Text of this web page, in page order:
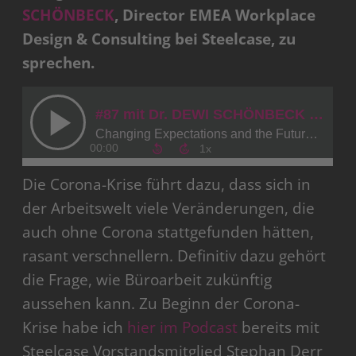
SCHÖNBECK, Director EMEA Workplace
Design & Consulting bei Steelcase, zu
sprechen.
Die Corona-Krise führt dazu, dass sich in
der Arbeitswelt viele Veränderungen, die
auch ohne Corona stattgefunden hätten,
rasant verschnellern. Definitiv dazu gehört
die Frage, wie Büroarbeit zukünftig
aussehen kann. Zu Beginn der Corona-
Krise habe ich hier im Podcast bereits mit
Steelcase Vorstandsmitglied Stephan Derr